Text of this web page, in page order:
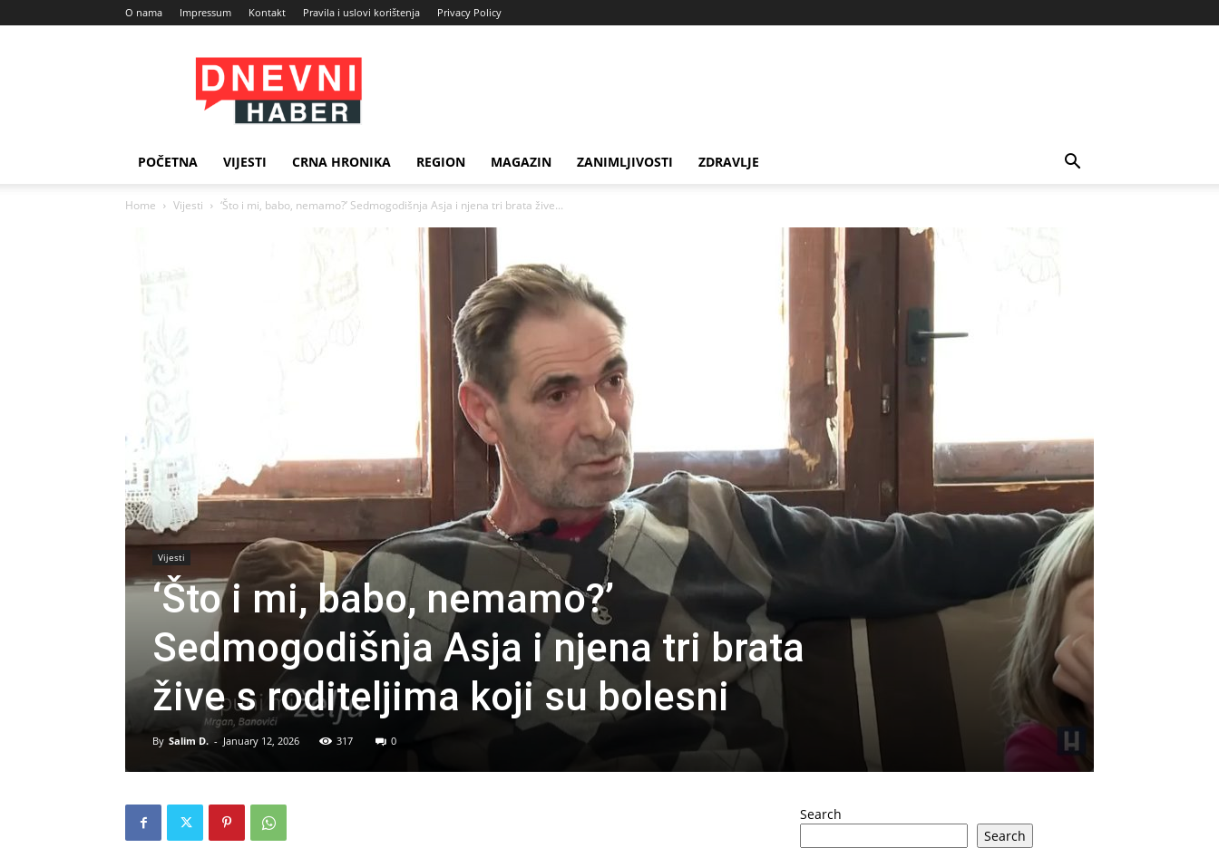
O nama Impressum Kontakt Pravila i uslovi korištenja Privacy Policy
Dnevni
Haber
POČETNA VIJESTI CRNA HRONIKA REGION MAGAZIN ZANIMLJIVOSTI ZDRAVLJE
Home Vijesti ‘Što i mi, babo, nemamo?’ Sedmogodišnja Asja i njena tri brata žive...
Vijesti
‘Što i mi, babo, nemamo?’
Sedmogodišnja Asja i njena tri brata
žive s roditeljima koji su bolesni
By Salim D. - January 12, 2026 317 0
Search
Search